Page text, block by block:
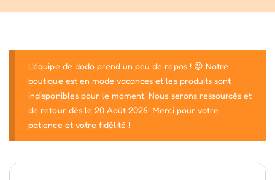
L'équipe de dodo prend un peu de repos ! 😉 Notre
boutique est en mode vacances et les produits sont
indisponibles pour le moment. Nous serons ressourcés et
de retour dès le 20 Août 2026. Merci pour votre
patience et votre fidélité !